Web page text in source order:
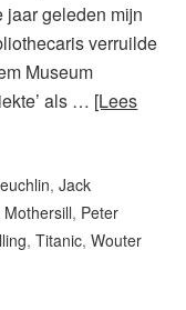
jaar geleden mijn
verruilde
Museum
als … [Lees
,Jack
Mothersill, Peter
,Titanic,Wouter